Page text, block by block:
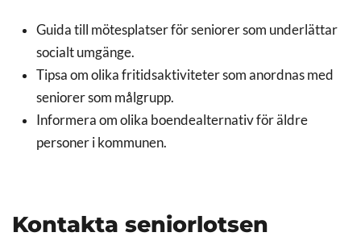
Guida till mötesplatser för seniorer som underlättar
socialt umgänge.
Tipsa om olika fritidsaktiviteter som anordnas med
seniorer som målgrupp.
Informera om olika boendealternativ för äldre
personer i kommunen.
Kontakta seniorlotsen